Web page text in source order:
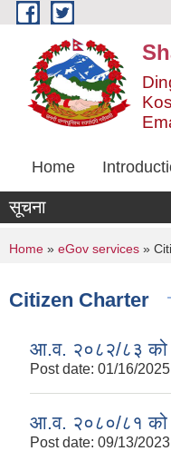
Skip to main content
Home
सूचना
You are here
Home » eGov services »
Citizen Charter
आ.व. २०८२/८३ को
Post date: 01/16/
आ.व. २०८०/८१ को
Post date: 09/13/